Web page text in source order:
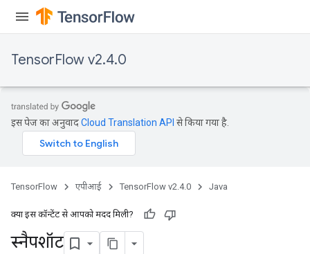
TensorFlow v2.4.0
इस पेज का अनुवादCloud Translation API से किया गया है.
TensorFlow एपीआई TensorFlow v2.4.0 Java
क्या इस कॉन्टेंट से आपको मदद मिली?
स्नैपशॉट